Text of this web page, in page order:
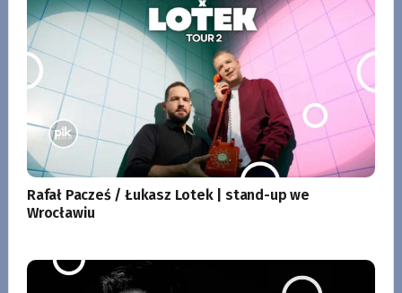
Rafał Pacześ / Łukasz Lotek | stand-up we
Wrocławiu